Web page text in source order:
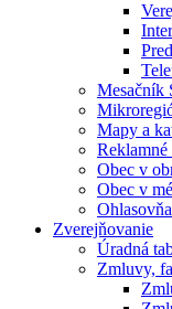
Mesačník
Mapy a
Reklamné
Obec v
Obec v
Zverejňovanie
Úradná
Zmluvy,